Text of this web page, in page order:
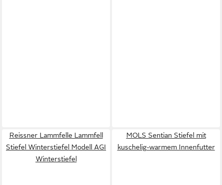
Reissner Lammfelle Lammfell
Stiefel Winterstiefel Modell AGI
Winterstiefel
MOLS Sentian Stiefel mit
kuschelig-warmem Innenfutter